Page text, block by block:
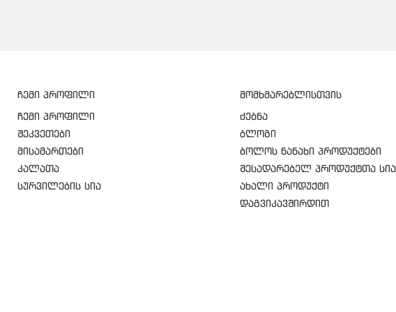
ჩემი პროფილი
ჩემი პროფილი
შეკვეთები
მისამართები
კალათა
სურვილების სია
მომხმარებლისთვის
ძებნა
ბლოგი
ბოლოს ნანახი პროდუქტები
შესადარებელ პროდუქტთა სია
ახალი პროდუქტი
დაგვიკავშირდით